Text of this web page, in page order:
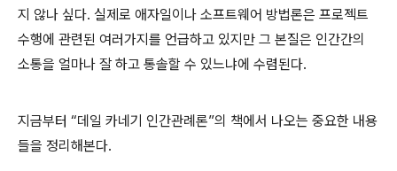
지 않나 싶다. 실제로 애자일이나 소프트웨어 방법론은 프로젝트
수행에 관련된 여러가지를 언급하고 있지만 그 본질은 인간간의
소통을 얼마나 잘 하고 통솔할 수 있느냐에 수렴된다.
지금부터 “데일 카네기 인간관례론”의 책에서 나오는 중요한 내용
들을 정리해본다.